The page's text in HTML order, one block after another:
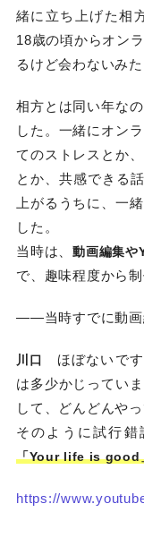
緒に立ち上げた相
18歳の頃からオン
るけど会わないみた
相方とは同い年な
した。一緒にオン
てのストレスとか
とか、共感できる
上がるうちに、一
した。
当時は、動画編集や
で、趣味程度から
——当時すでに動画
川口
ほぼないです
は多少かじってい
して、どんどんや
そのように試行
「Your life is good
https://